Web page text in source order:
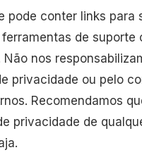
pode conter links para
de suporte
Não nos
privacidade ou pelo
Recomendamos
privacidade de